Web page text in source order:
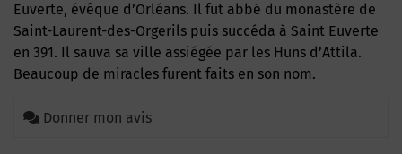
Euverte, évêque d’Orléans. Il fut abbé du monastère de
Saint-Laurent-des-Orgerils puis succéda à Saint Euverte
en 391. Il sauva sa ville assiégée par les Huns d’Attila.
Beaucoup de miracles furent faits en son nom.
Donner mon avis